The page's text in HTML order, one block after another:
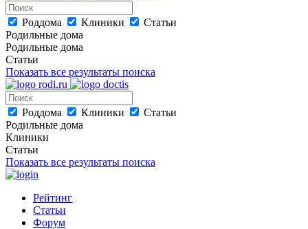
Роддома Клиники
Статьи
Родильные дома
Родильные дома
Статьи
Показать все результаты поиска
Роддома Клиники
Статьи
Родильные дома
Клиники
Статьи
Показать все результаты поиска
Рейтинг
Статьи
Форум